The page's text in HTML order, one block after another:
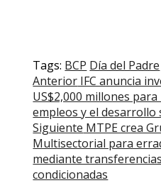
Tags: BCP Día del Padre
Post
navigation
Anterior IFC anuncia
US$2,000 millones
empleos y el desarrollo
Siguiente MTPE crea
Multisectorial para
mediante
condicionadas